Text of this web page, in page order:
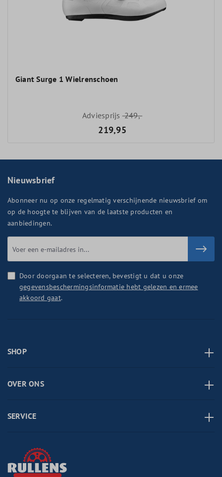
Giant Surge 1 Wielrenschoen
Adviesprijs249,-
219,95
Nieuwsbrief
Abonneer nu op onze regelmatig verschijnende nieuwsbrief om
op de hoogte te blijven van de laatste producten en
aanbiedingen.
Door doorgaan te selecteren, bevestigt u dat u onze
gegevensbeschermingsinformatie hebt gelezen en ermee
akkoord gaat.
SHOP
OVER ONS
SERVICE